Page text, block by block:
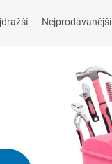
Nejprodávanější